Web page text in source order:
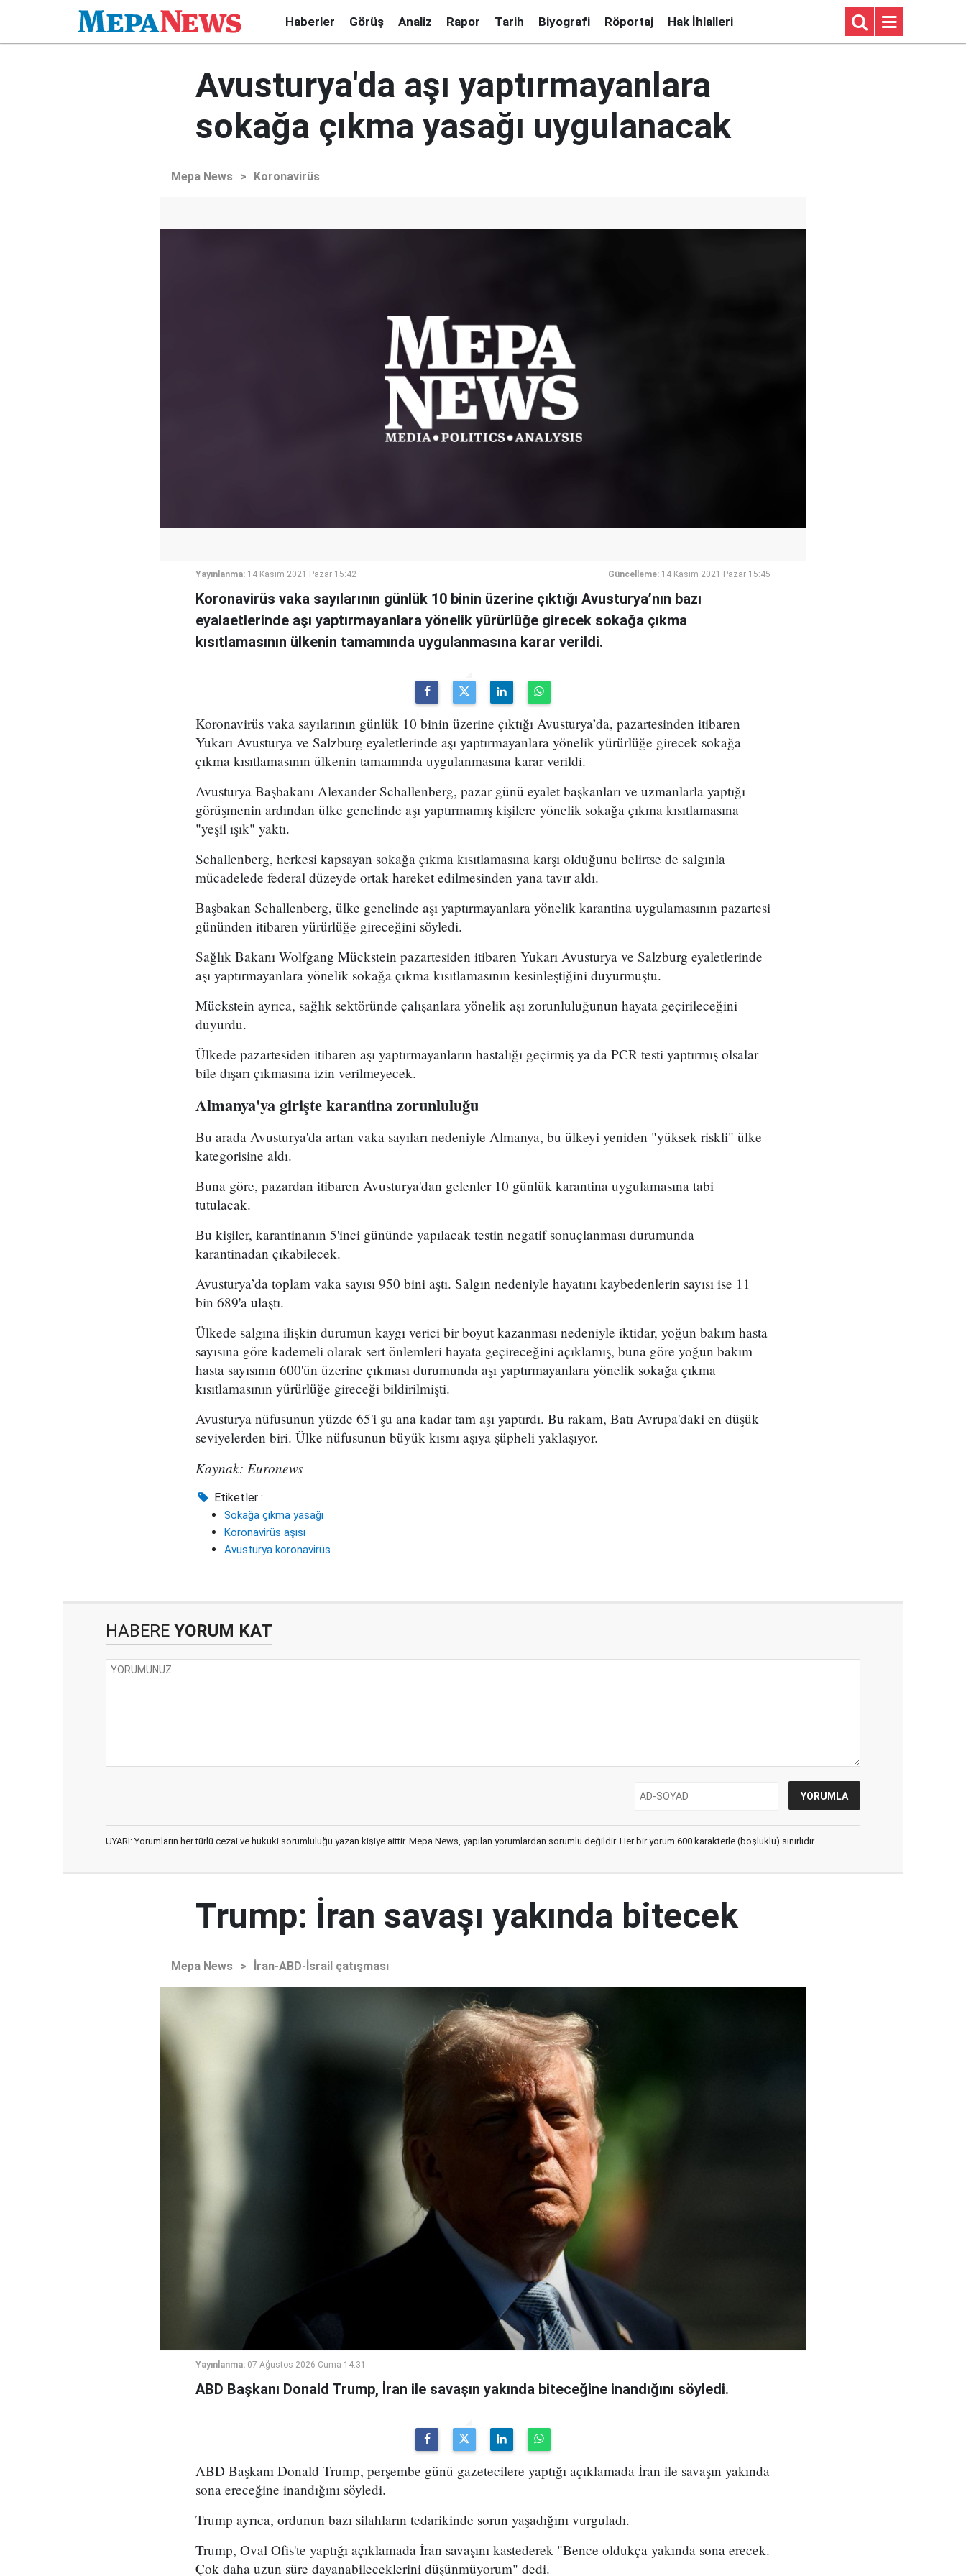
Haberler Görüş Analiz Rapor Tarih Biyografi Röportaj Hak İhlalleri
Avusturya'da aşı yaptırmayanlara
sokağa çıkma yasağı uygulanacak
Mepa News > Koronavirüs
Yayınlanma: 14 Kasım 2021 Pazar 15:42 Güncelleme: 14 Kasım 2021 Pazar 15:45
Koronavirüs vaka sayılarının günlük 10 binin üzerine çıktığı Avusturya’nın bazı
eyalaetlerinde aşı yaptırmayanlara yönelik yürürlüğe girecek sokağa çıkma
kısıtlamasının ülkenin tamamında uygulanmasına karar verildi.
Koronavirüs vaka sayılarının günlük 10 binin üzerine çıktığı Avusturya’da, pazartesinden itibaren
Yukarı Avusturya ve Salzburg eyaletlerinde aşı yaptırmayanlara yönelik yürürlüğe girecek sokağa
çıkma kısıtlamasının ülkenin tamamında uygulanmasına karar verildi.
Avusturya Başbakanı Alexander Schallenberg, pazar günü eyalet başkanları ve uzmanlarla yaptığı
görüşmenin ardından ülke genelinde aşı yaptırmamış kişilere yönelik sokağa çıkma kısıtlamasına
"yeşil ışık" yaktı.
Schallenberg, herkesi kapsayan sokağa çıkma kısıtlamasına karşı olduğunu belirtse de salgınla
mücadelede federal düzeyde ortak hareket edilmesinden yana tavır aldı.
Başbakan Schallenberg, ülke genelinde aşı yaptırmayanlara yönelik karantina uygulamasının pazartesi
gününden itibaren yürürlüğe gireceğini söyledi.
Sağlık Bakanı Wolfgang Mückstein pazartesiden itibaren Yukarı Avusturya ve Salzburg eyaletlerinde
aşı yaptırmayanlara yönelik sokağa çıkma kısıtlamasının kesinleştiğini duyurmuştu.
Mückstein ayrıca, sağlık sektöründe çalışanlara yönelik aşı zorunluluğunun hayata geçirileceğini
duyurdu.
Ülkede pazartesiden itibaren aşı yaptırmayanların hastalığı geçirmiş ya da PCR testi yaptırmış olsalar
bile dışarı çıkmasına izin verilmeyecek.
Almanya'ya girişte karantina zorunluluğu
Bu arada Avusturya'da artan vaka sayıları nedeniyle Almanya, bu ülkeyi yeniden "yüksek riskli" ülke
kategorisine aldı.
Buna göre, pazardan itibaren Avusturya'dan gelenler 10 günlük karantina uygulamasına tabi
tutulacak.
Bu kişiler, karantinanın 5'inci gününde yapılacak testin negatif sonuçlanması durumunda
karantinadan çıkabilecek.
Avusturya’da toplam vaka sayısı 950 bini aştı. Salgın nedeniyle hayatını kaybedenlerin sayısı ise 11
bin 689'a ulaştı.
Ülkede salgına ilişkin durumun kaygı verici bir boyut kazanması nedeniyle iktidar, yoğun bakım hasta
sayısına göre kademeli olarak sert önlemleri hayata geçireceğini açıklamış, buna göre yoğun bakım
hasta sayısının 600'ün üzerine çıkması durumunda aşı yaptırmayanlara yönelik sokağa çıkma
kısıtlamasının yürürlüğe gireceği bildirilmişti.
Avusturya nüfusunun yüzde 65'i şu ana kadar tam aşı yaptırdı. Bu rakam, Batı Avrupa'daki en düşük
seviyelerden biri. Ülke nüfusunun büyük kısmı aşıya şüpheli yaklaşıyor.
Kaynak: Euronews
Etiketler :
Sokağa çıkma yasağı
Koronavirüs aşısı
Avusturya koronavirüs
HABERE YORUM KAT
UYARI: Yorumların her türlü cezai ve hukuki sorumluluğu yazan kişiye aittir. Mepa News, yapılan yorumlardan sorumlu değildir. Her bir yorum 600 karakterle (boşluklu) sınırlıdır.
Trump: İran savaşı yakında bitecek
Mepa News > İran-ABD-İsrail çatışması
Yayınlanma: 07 Ağustos 2026 Cuma 14:31
ABD Başkanı Donald Trump, İran ile savaşın yakında biteceğine inandığını söyledi.
ABD Başkanı Donald Trump, perşembe günü gazetecilere yaptığı açıklamada İran ile savaşın yakında
sona ereceğine inandığını söyledi.
Trump ayrıca, ordunun bazı silahların tedarikinde sorun yaşadığını vurguladı.
Trump, Oval Ofis'te yaptığı açıklamada İran savaşını kastederek "Bence oldukça yakında sona erecek.
Çok daha uzun süre dayanabileceklerini düşünmüyorum" dedi.